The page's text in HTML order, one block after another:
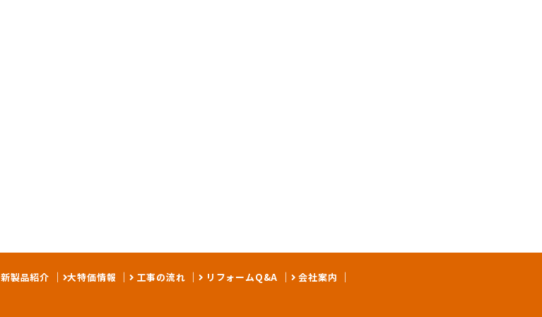
新製品紹介 大特価情報 工事の流れ リフォームQ&A
会社案内